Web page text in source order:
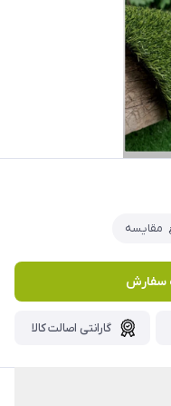
مقایسه
سفارش
گارانتی اصالت کالا